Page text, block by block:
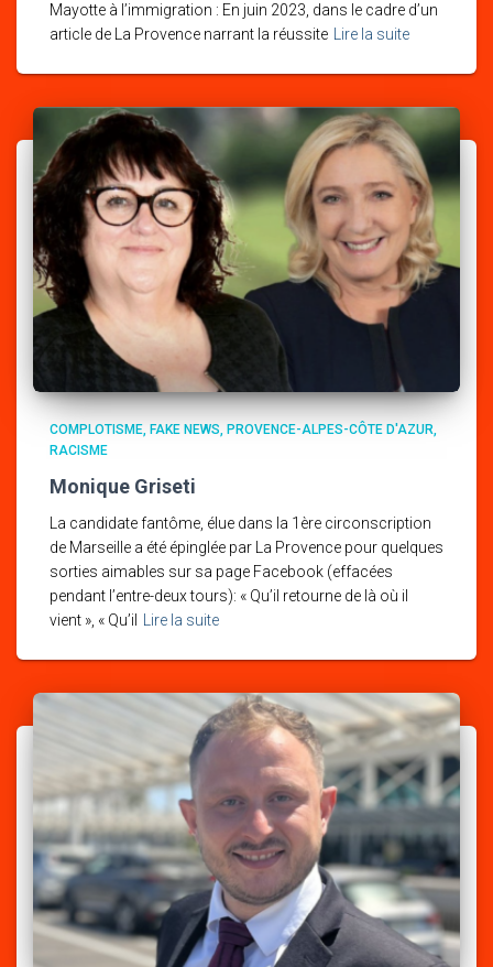
Mayotte à l’immigration : En juin 2023, dans le cadre d’un
article de La Provence narrant la réussite
Lire la suite
COMPLOTISME FAKE NEWS PROVENCE-ALPES-CÔTE D'AZUR
RACISME
Monique Griseti
La candidate fantôme, élue dans la 1ère circonscription
de Marseille a été épinglée par La Provence pour quelques
sorties aimables sur sa page Facebook (effacées
pendant l’entre-deux tours): « Qu’il retourne de là où il
vient », « Qu’il
Lire la suite